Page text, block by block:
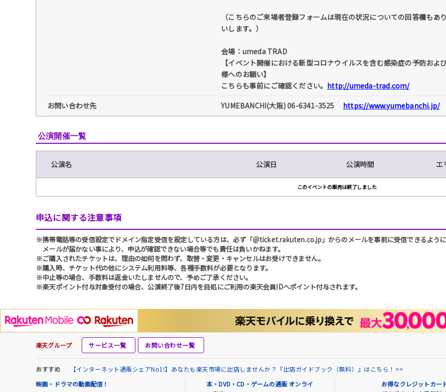
（こちらのご来場者登録フォームは現在の状況についての回答欄も
いします。）
会場：umeda TRAD
【イベント開催における新型コロナウイルスを含む感染症の予防お
様へのお願い】
こちらも事前にご確認ください。 http://umeda-trad.com/
お問い合わせ先
YUMEBANCHI(大阪) 06-6341-3525 https://www.yumebanchi.jp/
公演開催一覧
公演名 公演日 公演時間 エ
このイベントの販売は終了しました
申込に関する注意事項
※携帯電話等の受信設定でドメイン指定受信を設定している方は、必ず「@ticket.rakuten.co.jp」からのメールを事前に受信できるように
メールが届かない事により、申込が確認できない場合等でも責任は負いかねます。
※ご購入されたチケットは、理由の如何を問わず、取替・変更・キャンセルはお受けできません。
※購入時、チケット代の他にシステム利用料等、各種手数料が必要となります。
※中止等の場合、手数料は返金いたしませんので、予めご了承ください。
※楽天ポイント付与対象受付の場合、公演終了後7日内を目処にご利用の楽天会員IDへポイント付与されます。
楽天グループ サービス一覧 お問い合わせ一覧
おすすめ
【インターネット通販シェアNo1!】あなたも楽天市場に出店しませんか？『出店ガイドブック（無料）』はこちら！>>
映画・ドラマの動画配信！
本・DVD・CD・ゲームの通販 オンライ
お得なクレジットカー